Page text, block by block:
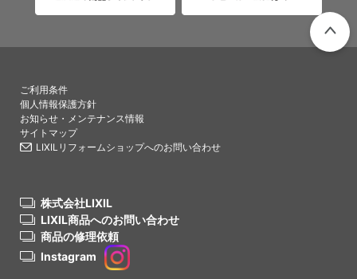
ご利用条件
個人情報保護方針
お知らせ・メンテナンス情報
サイトマップ
LIXILリフォームショップへのお問い合わせ
株式会社LIXIL
LIXIL商品へのお問い合わせ
商品の修理依頼
Instagram